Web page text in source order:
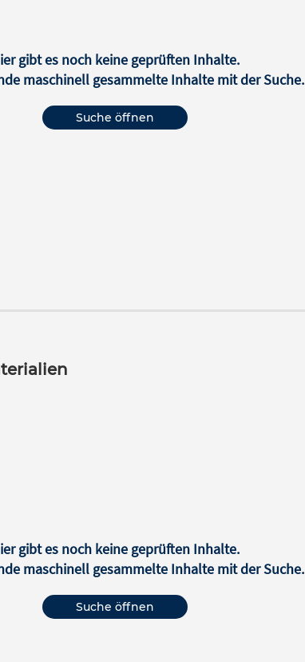
gibt es noch keine geprüften Inhalte.
maschinell gesammelte Inhalte mit der Suche.
Suche öffnen
gibt es noch keine geprüften Inhalte.
maschinell gesammelte Inhalte mit der Suche.
Suche öffnen